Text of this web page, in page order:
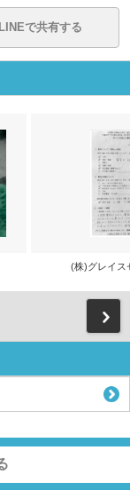
LINEで共有する
(株)グレイス